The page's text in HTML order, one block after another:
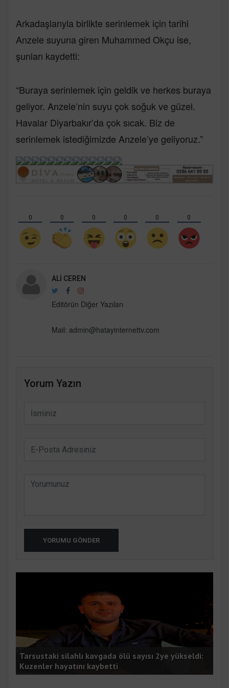
Arkadaşlarıyla birlikte serinlemek için tarihi
Anzele suyuna giren Muhammed Okçu ise,
şunları kaydetti:
“Buraya serinlemek için geldik ve herkes buraya
geliyor. Anzele’nin suyu çok soğuk ve güzel.
Havalar Diyarbakır’da çok sıcak. Biz de
serinlemek istediğimizde Anzele’ye geliyoruz.”
0 0 0 0 0 0
ALI CEREN
Editörün Diğer Yazıları
Mail: admin@hatayinternettv.com
Yorum Yazın
YORUMU GÖNDER
Tarsustaki silahlı kavgada ölü sayısı 2ye yükseldi:
Kuzenler hayatını kaybetti